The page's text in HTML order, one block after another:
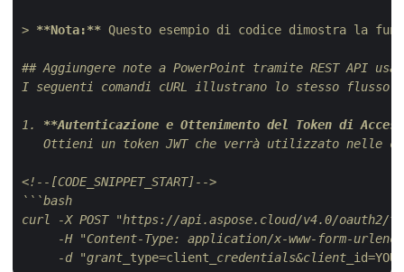
> **Nota:** Questo esempio di codice dimostra la
## Aggiungere note a PowerPoint tramite REST API
I seguenti comandi cURL illustrano lo stesso
1. **Autenticazione e Ottenimento del Token di
Ottieni un token JWT che verrà utilizzato nelle
<!--[CODE_SNIPPET_START]-->
```bash
curl -X POST "https://api.aspose.cloud/v4.0/oauth2/
-H "Content-Type: application/x-www-form-
     -d "grant_
type=client _credentials&client_ id=YOUR